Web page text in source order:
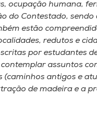
ocupação humana,
do Contestado, sendo
estão
redutos e
por estudantes
assuntos
(caminhos antigos e
de madeira e a